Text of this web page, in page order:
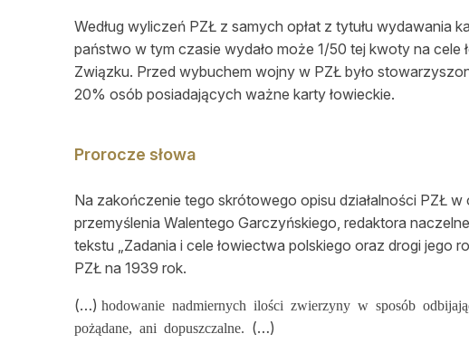
Według wyliczeń PZŁ z samych opłat z tytułu wydawania
państwo w tym czasie wydało może 1/50 tej kwoty na cele
Związku. Przed wybuchem wojny w PZŁ było
20% osób posiadających ważne karty łowieckie.
Prorocze słowa
Na zakończenie tego skrótowego opisu działalności PZŁ
przemyślenia Walentego Garczyńskiego, redaktora
tekstu „Zadania i cele łowiectwa polskiego oraz drogi jego
PZŁ na 1939 rok.
(…) hodowanie nadmiernych ilości zwierzyny w sposób
pożądane, ani dopuszczalne. (…)